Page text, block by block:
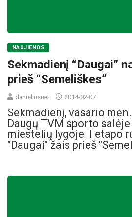
NAUJIENOS
Sekmadienį “Daugai”
prieš “Semeliškes”
danieliusnet 2014-02-07
Sekmadienį, vasario
Daugų TVM sporto
miestelių lygoje II etapo
"Daugai" žais prieš